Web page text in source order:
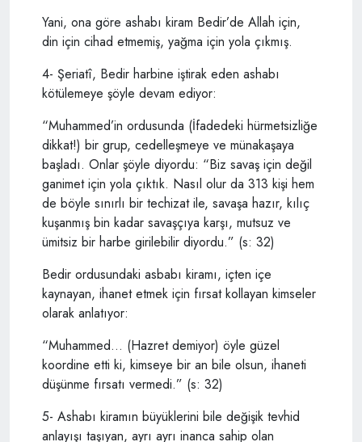
Yani, ona göre ashabı kiram Bedir’de Allah için,
din için cihad etmemiş, yağma için yola çıkmış.
4- Şeriatî, Bedir harbine iştirak eden ashabı
kötülemeye şöyle devam ediyor:
“Muhammed’in ordusunda (İfadedeki hürmetsizliğe
dikkat!) bir grup, cedelleşmeye ve münakaşaya
başladı. Onlar şöyle diyordu: “Biz savaş için değil
ganimet için yola çıktık. Nasıl olur da 313 kişi hem
de böyle sınırlı bir techizat ile, savaşa hazır, kılıç
kuşanmış bin kadar savaşçıya karşı, mutsuz ve
ümitsiz bir harbe girilebilir diyordu.” (s: 32)
Bedir ordusundaki asbabı kiramı, içten içe
kaynayan, ihanet etmek için fırsat kollayan kimseler
olarak anlatıyor:
“Muhammed… (Hazret demiyor) öyle güzel
koordine etti ki, kimseye bir an bile olsun, ihaneti
düşünme fırsatı vermedi.” (s: 32)
5- Ashabı kiramın büyüklerini bile değişik tevhid
anlayışı taşıyan, ayrı ayrı inanca sahip olan